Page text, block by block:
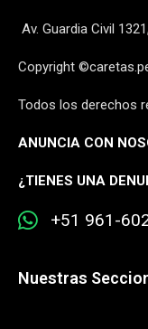
Av. Guardia Civil
Copyright
Todos los derechos
ANUNCIA CON
¿TIENES UNA
+51 961-
Nuestras